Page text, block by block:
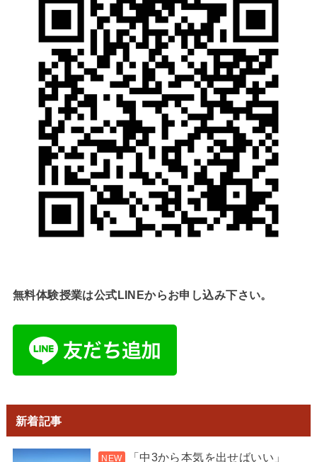
無料体験授業は公式LINEからお申し込み下さい。
新着記事
「中3から本気を出せばいい」